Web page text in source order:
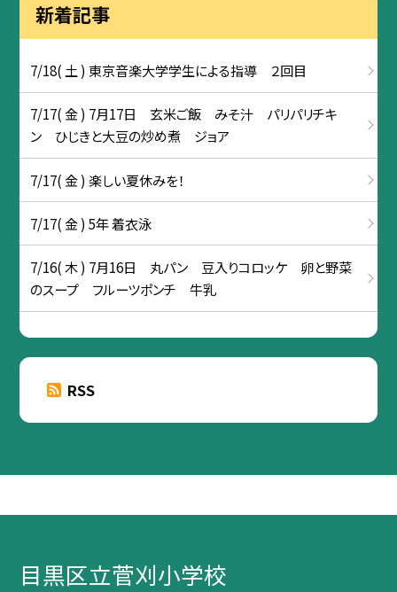
新着記事
7/18( 土 ) 東京音楽大学学生による指導 ２回目
7/17( 金 ) 7月17日 玄米ご飯 みそ汁 パリパリチキ
ン ひじきと大豆の炒め煮 ジョア
7/17( 金 ) 楽しい夏休みを！
7/17( 金 ) 5年 着衣泳
7/16( 木 ) 7月16日 丸パン 豆入りコロッケ 卵と野菜
のスープ フルーツポンチ 牛乳
RSS
目黒区立菅刈小学校